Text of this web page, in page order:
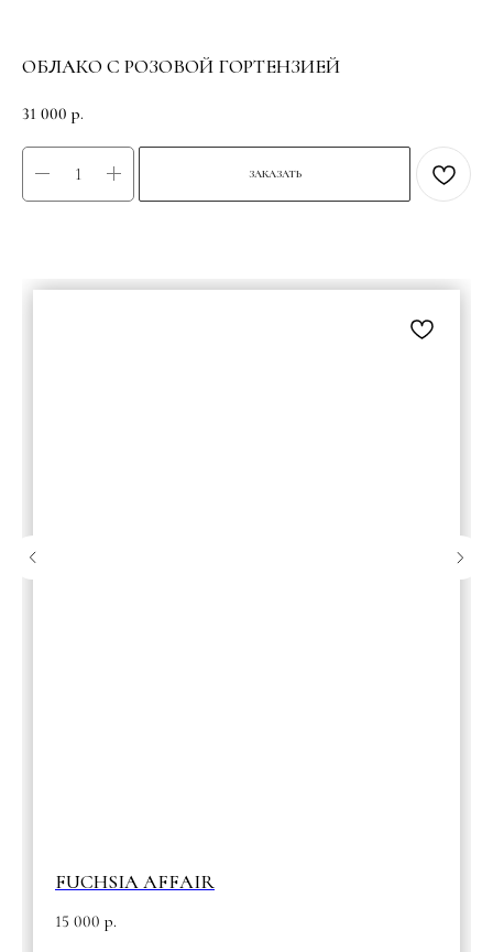
ОБЛАКО С РОЗОВОЙ ГОРТЕНЗИЕЙ
31 000 р.
ЗАКАЗАТЬ
FUCHSIA AFFAIR
15 000 р.